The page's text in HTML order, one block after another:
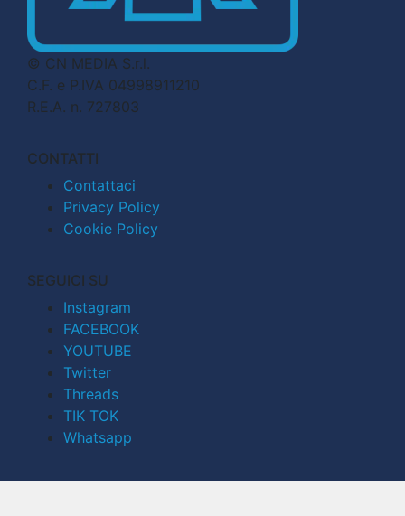
© CN MEDIA S.r.l.
C.F. e P.IVA 04998911210
R.E.A. n. 727803
CONTATTI
Contattaci
Privacy Policy
Cookie Policy
SEGUICI SU
Instagram
FACEBOOK
YOUTUBE
Twitter
Threads
TIK TOK
Whatsapp